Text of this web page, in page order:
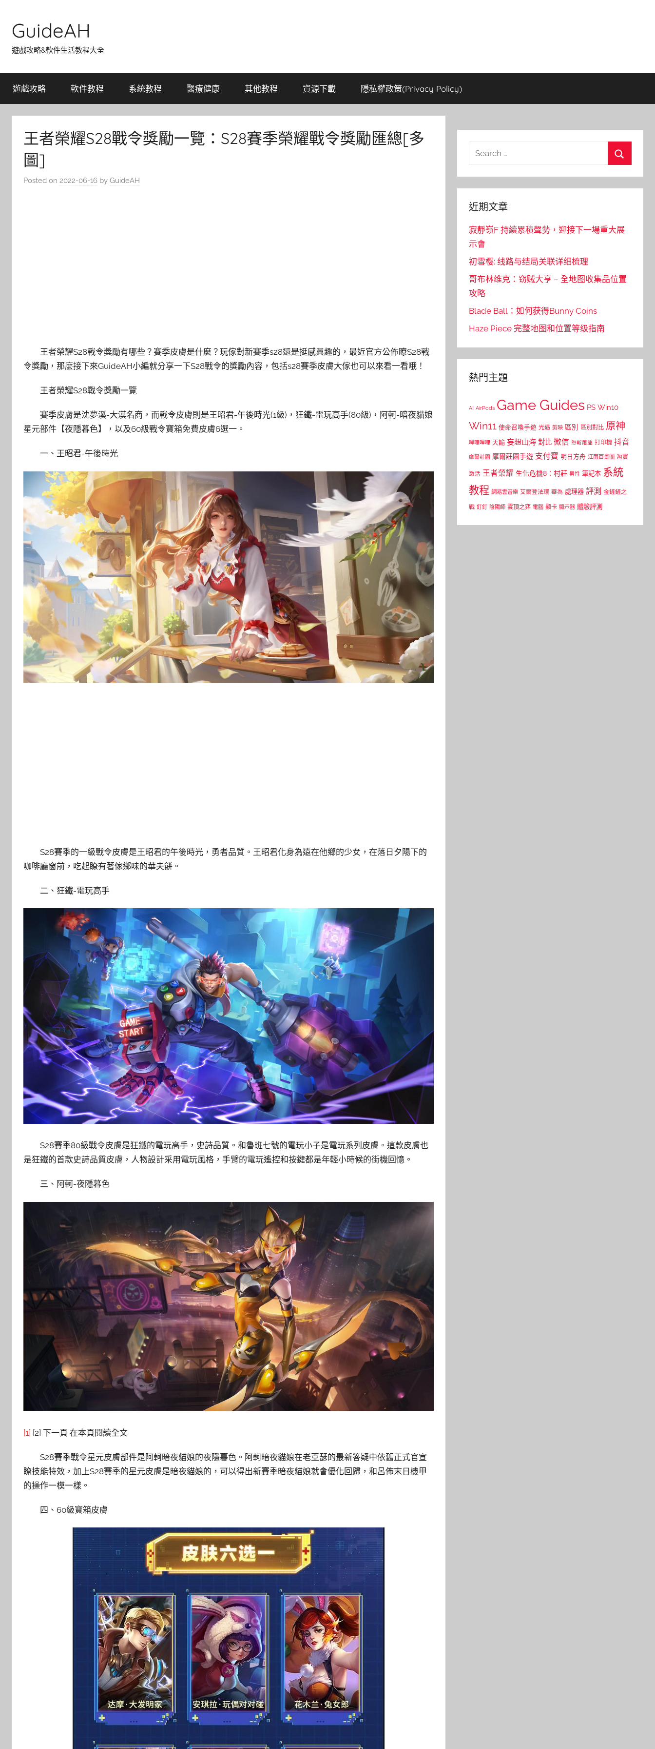
content
GuideAH
遊戲攻略&軟件生活教程大全
遊戲攻略 軟件教程 系統教程 醫療健康 其他教程 資源下載 隱私權政策(Privacy Policy)
王者榮耀S28戰令獎勵一覽：S28賽季榮耀戰令獎勵匯總[多
圖]
Posted on 2022-06-16 by GuideAH
王者榮耀S28戰令獎勵有哪些？賽季皮膚是什麼？玩傢對新賽季s28還是挺感興趣的，最近官方公佈瞭S28戰
令獎勵，那麼接下來GuideAH小編就分享一下S28戰令的獎勵內容，包括s28賽季皮膚大傢也可以來看一看哦！
王者榮耀S28戰令獎勵一覽
賽季皮膚是沈夢溪-大漠名商，而戰令皮膚則是王昭君-午後時光(1級)，狂鐵-電玩高手(80級)，阿軻-暗夜貓娘
星元部件【夜隱暮色】，以及60級戰令寶箱免費皮膚6選一。
一、王昭君-午後時光
S28賽季的一級戰令皮膚是王昭君的午後時光，勇者品質。王昭君化身為遠在他鄉的少女，在落日夕陽下的
咖啡廳窗前，吃起瞭有著傢鄉味的華夫餅。
二、狂鐵-電玩高手
S28賽季80級戰令皮膚是狂鐵的電玩高手，史詩品質。和魯班七號的電玩小子是電玩系列皮膚。這款皮膚也
是狂鐵的首款史詩品質皮膚，人物設計采用電玩風格，手臂的電玩遙控和按鍵都是年輕小時候的街機回憶。
三、阿軻-夜隱暮色
[1] [2] 下一頁 在本頁閱讀全文
S28賽季戰令星元皮膚部件是阿軻暗夜貓娘的夜隱暮色。阿軻暗夜貓娘在老亞瑟的最新答疑中依舊正式官宣
瞭技能特效，加上S28賽季的星元皮膚是暗夜貓娘的，可以得出新賽季暗夜貓娘就會優化回歸，和呂佈末日機甲
的操作一模一樣。
四、60級寶箱皮膚
Search
近期文章
寂靜嶺F 持續累積聲勢，迎接下一場重大展
示會
初雪樱: 线路与结局关联详细梳理
哥布林维克：窃贼大亨 – 全地图收集品位置
攻略
Blade Ball：如何获得Bunny Coins
Haze Piece 完整地图和位置等级指南
熱門主題
AI AirPods Game Guides PS Win10
Win11 使命召喚手遊 光遇 剪映 區別 區別對比 原神
嗶哩嗶哩 天諭 妄想山海 對比 微信 怒斬屠龍 打印機 抖音
摩爾莊園 摩爾莊園手遊 支付寶 明日方舟 江南百景圖 淘寶
激活 王者榮耀 生化危機8：村莊 男性 筆記本 系統
教程 網易雲音樂 艾爾登法環 華為 處理器 評測 金鏟鏟之
戰 釘釘 陰陽師 雲頂之弈 電腦 顯卡 顯示器 體驗評測